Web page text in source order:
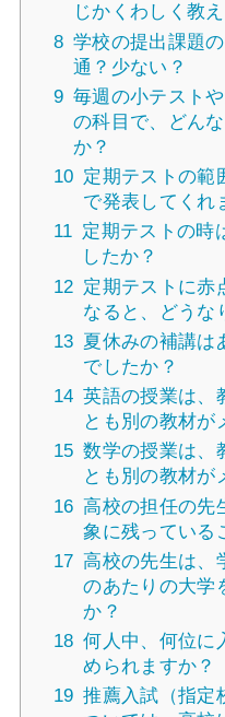
じかくわしく教
8 学校の提出課題
通？少ない？
9 毎週の小テスト
の科目で、どん
か？
10 定期テストの範
で発表してくれ
11 定期テストの時
したか？
12 定期テストに赤
なると、どうな
13 夏休みの補講は
でしたか？
14 英語の授業は、
とも別の教材が
15 数学の授業は、
とも別の教材が
16 高校の担任の先
象に残っている
17 高校の先生は、
のあたりの大学
か？
18 何人中、何位に
められますか？
19 推薦入試（指定